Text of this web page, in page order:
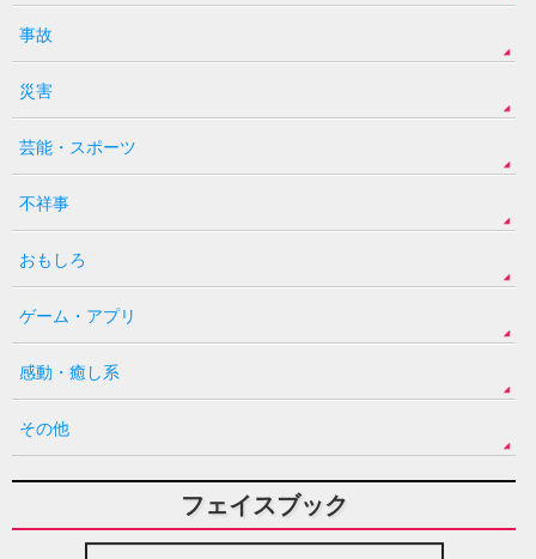
事故
災害
芸能・スポーツ
不祥事
おもしろ
ゲーム・アプリ
感動・癒し系
その他
フェイスブック